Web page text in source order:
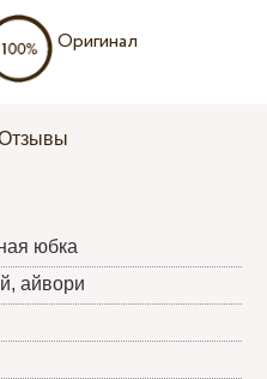
Оригинал
юбка
айвори